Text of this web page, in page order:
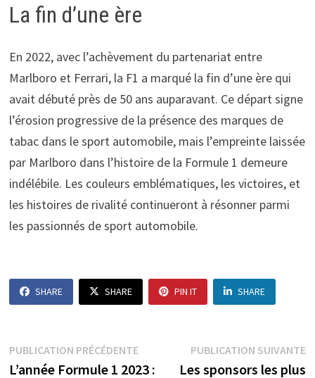
La fin d’une ère
En 2022, avec l’achèvement du partenariat entre
Marlboro et Ferrari, la F1 a marqué la fin d’une ère qui
avait débuté près de 50 ans auparavant. Ce départ signe
l’érosion progressive de la présence des marques de
tabac dans le sport automobile, mais l’empreinte laissée
par Marlboro dans l’histoire de la Formule 1 demeure
indélébile. Les couleurs emblématiques, les victoires, et
les histoires de rivalité continueront à résonner parmi
les passionnés de sport automobile.
SHARE SHARE PIN IT SHARE
Navigation
PUBLICATION PRÉCÉDENTEPublication
précédente :
L’année Formule 1 2023 :
PUBLICATION SUIVANTE
Les sponsors les plus